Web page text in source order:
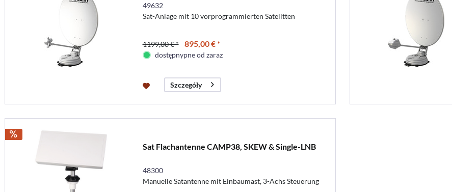
49632
Sat-Anlage mit 10 vorprogrammierten Satelitten
1199,00 € * 895,00 € *
dostępnypne od zaraz
Szczegóły
Sat Flachantenne CAMP38, SKEW & Single-LNB
48300
Manuelle Satantenne mit Einbaumast, 3-Achs Steuerung